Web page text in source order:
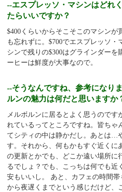
--エスプレッソ・マシンはどれ
たらいいですか？
$400くらいからそこそこのマシンが
も忘れずに。 $700でエスプレッソ・
シンで残りの$300はグラインダーを
ーヒーは鮮度が大事なので。
--そうなんですね、参考になり
ルンの魅力は何だと思いますか
メルボルンに居るとよく思うのです
れているってところですね。皆ちゃ
てシティの中は静かだし。あとは…
す。それから、何もかもすぐ近くに
の更新とかでも、どこか遠い場所に
るでしょ？でも、こっちは何でも近
安もいいし。 あと、カフェの時間
から夜遅くまでという感じだけど、